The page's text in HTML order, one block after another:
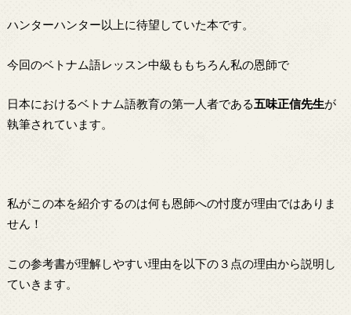
ハンターハンター以上に待望していた本です。
今回のベトナム語レッスン中級ももちろん私の恩師で
日本におけるベトナム語教育の第一人者である五味正信先生が
執筆されています。
私がこの本を紹介するのは何も恩師への忖度が理由ではありま
せん！
この参考書が理解しやすい理由を以下の３点の理由から説明し
ていきます。